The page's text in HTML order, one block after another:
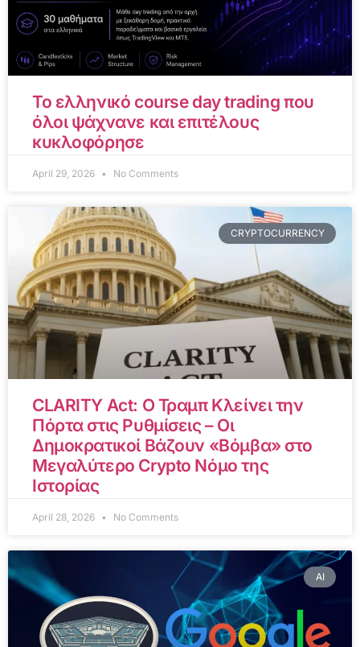
Το ελληνικό course day trading που
όλοι ψάχνανε και επιτέλους
κυκλοφόρησε
April 29, 2026 No Comments
CRYPTOCURRENCY
CLARITY Act: Ο Τραμπ Κλείνει την
Πόρτα στις Ρυθμίσεις – Οι
Δημοκρατικοί Βάζουν «Βόμβα» στο
Μεγαλύτερο Crypto Νόμο της
Ιστορίας
April 28, 2026 No Comments
AI